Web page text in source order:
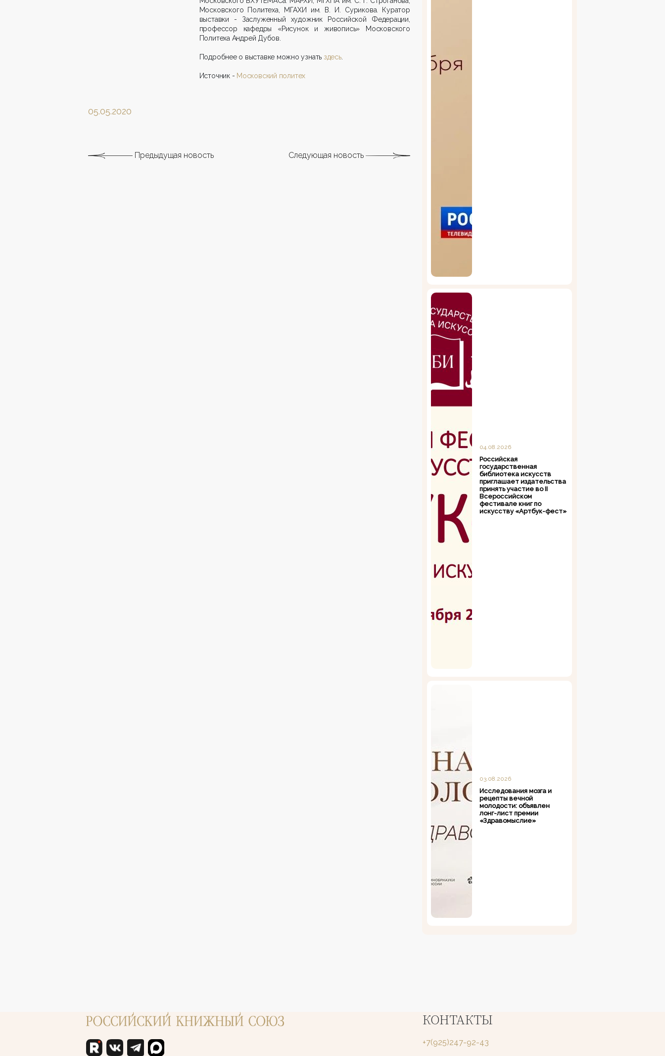
Московского Политеха, МГАХИ им. В. И. Сурикова. Куратор
выставки - Заслуженный художник Российской Федерации,
профессор кафедры «Рисунок и живопись» Московского
Политеха Андрей Дубов.
Подробнее о выставке можно узнать здесь.
Источник - Московский политех
05.05.2020
Предыдущая новость Следующая новость
04.08.2026
Российская
государственная
библиотека искусств
приглашает издательства
принять участие во II
Всероссийском
фестивале книг по
искусству «Артбук-фест»
03.08.2026
Исследования мозга и
рецепты вечной
молодости: объявлен
лонг-лист премии
«Здравомыслие»
КОНТАКТЫ
+7(925)247-92-43